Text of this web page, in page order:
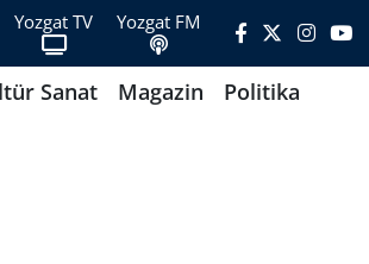
Yozgat TV Yozgat FM
Sanat Magazin
Politika